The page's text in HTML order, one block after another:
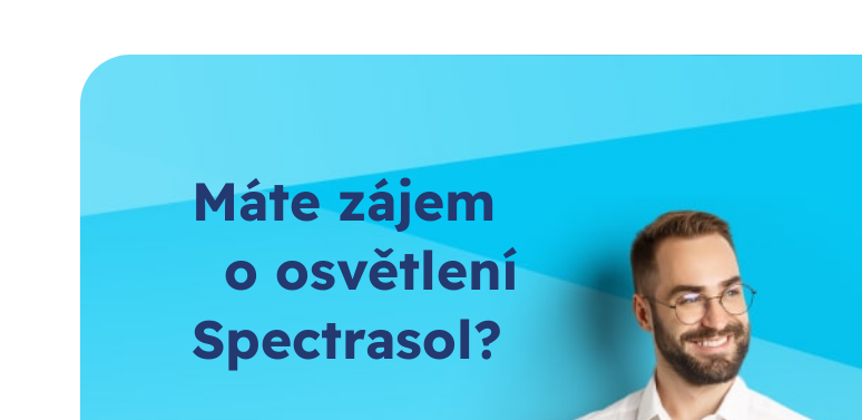
Máte zájem
o osvětlení
Spectrasol?